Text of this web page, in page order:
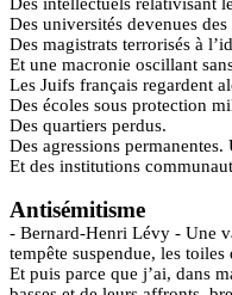
Des universités devenues
Des magistrats terrorisés à
Et une macronie oscillant
Les Juifs français regardent
Des écoles sous protection
Des quartiers perdus.
Des agressions
Et des institutions
Antisémitisme
- Bernard-Henri Lévy - Une
tempête suspendue, les
Et puis parce que j’ai, dans